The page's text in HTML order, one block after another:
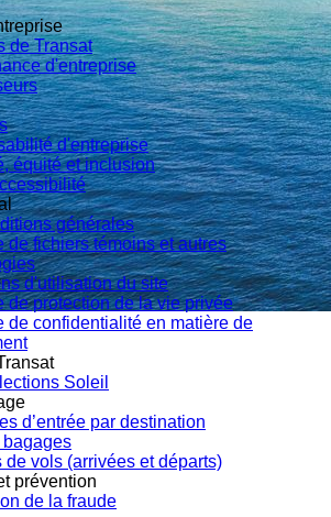
de Transat
d'entreprise
d'entreprise
équité et inclusion
générales
de fichiers témoins et autres
d'utilisation du site
de protection de la vie privée
de confidentialité en matière de
Soleil
d’entrée par destination
bagages
de vols (arrivées et départs)
prévention
de la fraude